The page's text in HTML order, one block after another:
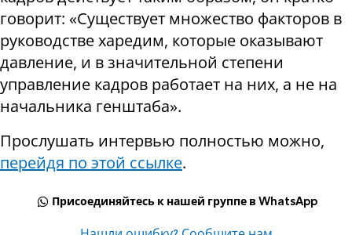
говорит: «Существует множество факторов в
руководстве харедим, которые оказывают
давление, и в значительной степени
управление кадров работает на них, а не на
начальника генштаба».
Прослушать интервью полностью можно,
перейдя по этой ссылке.
Присоединяйтесь к нашей группе в WhatsApp